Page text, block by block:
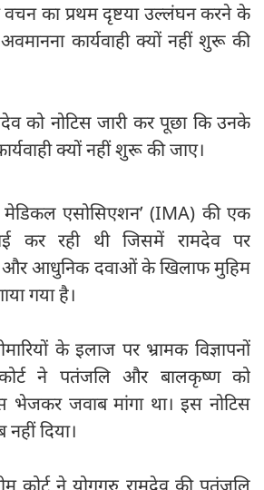
का प्रथम दृष्टया उल्लंघन करने के
​​कार्यवाही क्यों नहीं शुरू की
को नोटिस जारी कर पूछा कि उनके
क्यों नहीं शुरू की जाए।
मेडिकल एसोसिएशन’ (IMA) की एक
कर रही थी जिसमें रामदेव पर
और आधुनिक दवाओं के खिलाफ मुहिम
गया है।
के इलाज पर भ्रामक विज्ञापनों
ने पतंजलि और बालकृष्ण को
भेजकर जवाब मांगा था। इस नोटिस
दिया।